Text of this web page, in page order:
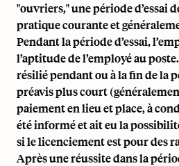
"ouvriers," une période d’essai
pratique courante et
Pendant la période d’essai,
l’aptitude de l’employé au
résilié pendant ou à la fin de la
préavis plus court
paiement en lieu et place, à
été informé et ait eu la
si le licenciement est pour des
Après une réussite dans la